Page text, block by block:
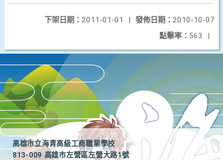
發佈日期： 2010-10-07
下架日期： 2011-01-01
|
點擊率： 563 |
高雄市立海青高級工商職業學校
813-009 高雄市左營區左營大路1號